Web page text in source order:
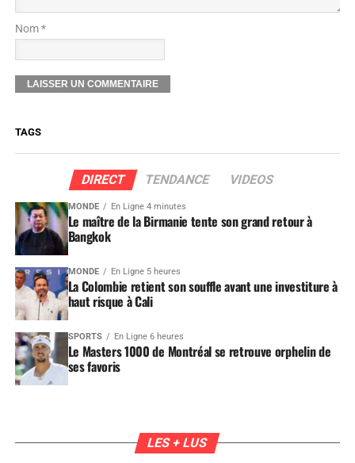
Nom *
TAGS
DIRECT TENDANCE VIDEOS
MONDE En Ligne 4 minutes
Le maître de la Birmanie tente son grand retour à
Bangkok
MONDE En Ligne 5 heures
La Colombie retient son souffle avant une investiture à
haut risque à Cali
SPORTS En Ligne 6 heures
Le Masters 1000 de Montréal se retrouve orphelin de
ses favoris
LES + LUS